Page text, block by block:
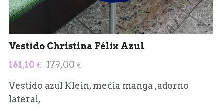
Vestido Christina Félix Azul
161,10 € 179,00 €
Vestido azul Klein, media manga ,adorno
lateral,